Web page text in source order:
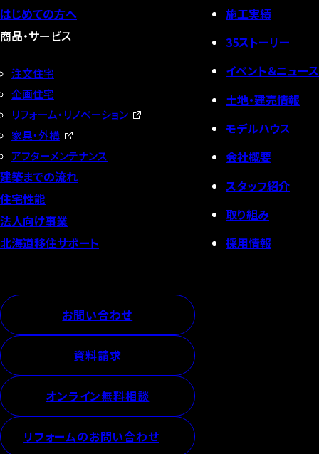
はじめての方へ
商品・サービス
注文住宅
企画住宅
リフォーム・リノベーション
家具・外構
アフターメンテナンス
建築までの流れ
住宅性能
法人向け事業
北海道移住サポート
施工実績
35ストーリー
イベント＆ニュース
土地・建売情報
モデルハウス
会社概要
スタッフ紹介
取り組み
採用情報
お問い合わせ
資料請求
オンライン無料相談
リフォームのお問い合わせ